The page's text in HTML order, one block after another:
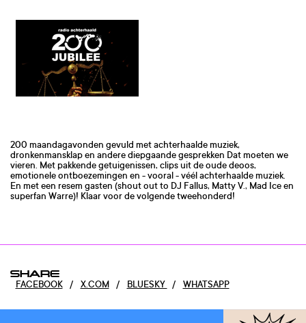
200 maandagavonden gevuld met achterhaalde muziek,
dronkenmansklap en andere diepgaande gesprekken Dat moeten we
vieren. Met pakkende getuigenissen, clips uit de oude deoos,
emotionele ontboezemingen en - vooral - véél achterhaalde muziek.
En met een resem gasten (shout out to DJ Fallus, Matty V., Mad Ice en
superfan Warre)! Klaar voor de volgende tweehonderd!
SHARE
FACEBOOK / X.COM / BLUESKY / WHATSAPP